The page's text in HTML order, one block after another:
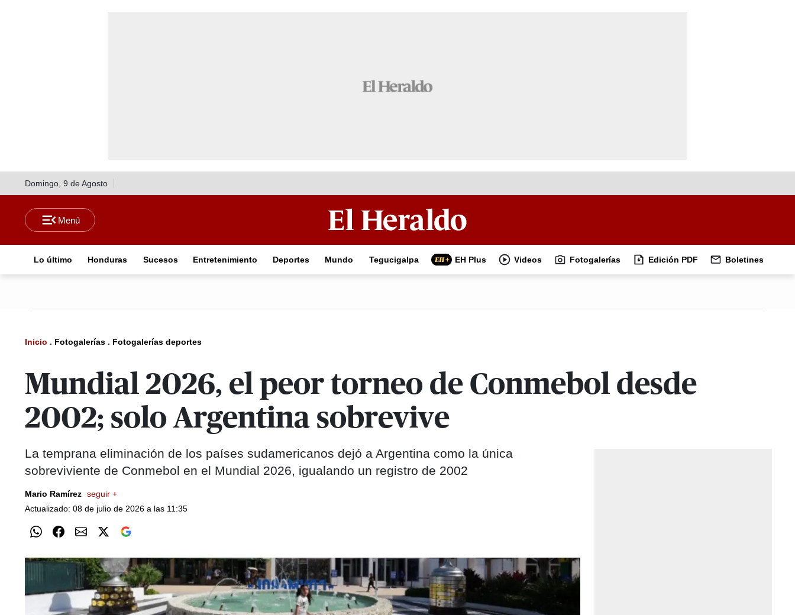
Domingo, 9 de Agosto
Lo último Honduras Sucesos Entretenimiento Deportes Mundo Tegucigalpa EH Plus Videos Fotogalerías Edición PDF Boletines
Inicio . Fotogalerías . Fotogalerías deportes
Mundial 2026, el peor torneo de Conmebol desde
2002; solo Argentina sobrevive
La temprana eliminación de los países sudamericanos dejó a Argentina como la única
sobreviviente de Conmebol en el Mundial 2026, igualando un registro de 2002
Mario Ramírez seguir +
Actualizado: 08 de julio de 2026 a las 11:35